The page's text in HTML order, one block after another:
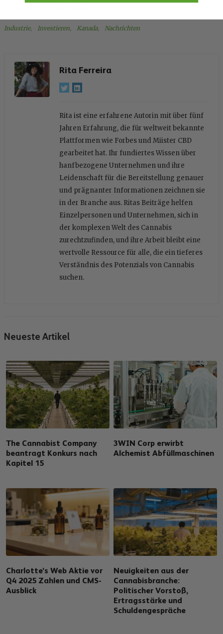
Industrie, Investieren, Kanada, Nachrichten
Rita Ferreira
Rita ist eine erfahrene Autorin mit über fünf
Jahren Erfahrung, die für weltweit bekannte
Plattformen wie Forbes und Miister CBD
gearbeitet hat. Ihr fundiertes Wissen über
hanfbezogene Unternehmen und ihre
Leidenschaft für die Bereitstellung genauer
und prägnanter Informationen zeichnen sie
in der Branche aus. Ritas Beiträge helfen
Einzelpersonen und Unternehmen, sich in
der komplexen Welt des Cannabis
zurechtzufinden, und ihre Arbeit bleibt eine
wertvolle Ressource für alle, die ein tieferes
Verständnis des Potenzials von Cannabis
suchen.
Neueste Artikel
The Cannabist Company
beantragt Konkurs nach
Kapitel 15
3WIN Corp erwirbt
Alchemist Abfüllmaschinen
Charlotte’s Web Aktie vor
Q4 2025 Zahlen und CMS-
Ausblick
Neuigkeiten aus der
Cannabisbranche:
Politischer Vorstoß,
Ertragsstärke und
Schuldengespräche